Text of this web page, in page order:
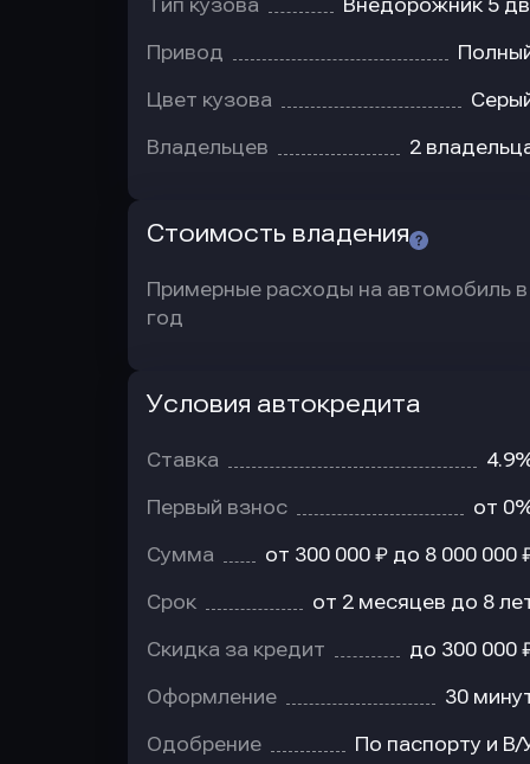
Тип кузова Внедорожник 5
Привод
Цвет кузова
Владельцев 2
Стоимость владения
Примерные расходы на автомобиль в
год
Условия автокредита
Ставка
Первый взнос от
Сумма от 300 000 ₽ до 8 000 000
Срок от 2 месяцев до 8
Скидка за кредит до 300 000
Оформление 30
Одобрение По паспорту и В/